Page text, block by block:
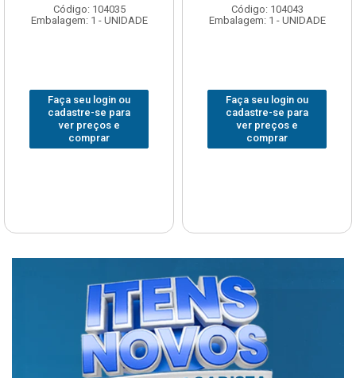
Código: 104035
Embalagem: 1 - UNIDADE
Faça seu login ou
cadastre-se para
ver preços e
comprar
Código: 104043
Embalagem: 1 - UNIDADE
Faça seu login ou
cadastre-se para
ver preços e
comprar